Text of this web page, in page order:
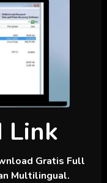
Link
Gratis Full
Multilingual.